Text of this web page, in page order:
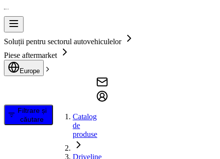
Soluții pentru sectorul autovehiculelor
Piese aftermarket
Europe
Filtrare și
căutare
Catalog
de
produse
Driveline